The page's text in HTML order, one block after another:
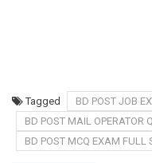
Tagged
BD POST JOB
BD POST MAIL OPERATOR
BD POST MCQ EXAM FULL